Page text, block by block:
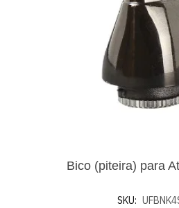
Bico (piteira) para
SKU: